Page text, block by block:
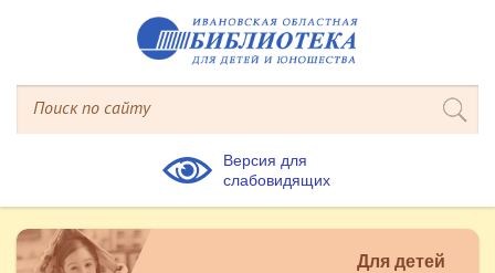
Версия для
слабовидящих
Для детей